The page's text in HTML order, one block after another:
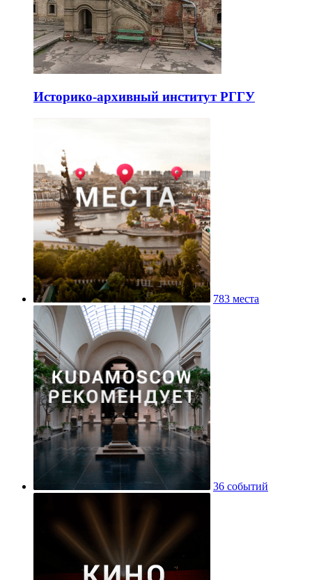
Историко-архивный институт РГГУ
783 места
36 событий